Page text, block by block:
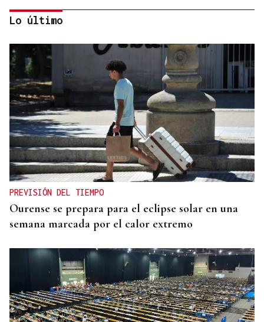
La Región
Hermosa y Digna Bibliotecaria
Lo último
PREVISIÓN DEL TIEMPO
Ourense se prepara para el eclipse solar en una
semana marcada por el calor extremo